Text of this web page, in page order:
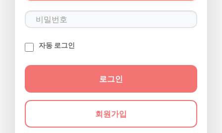
자동 로그인
회원가입